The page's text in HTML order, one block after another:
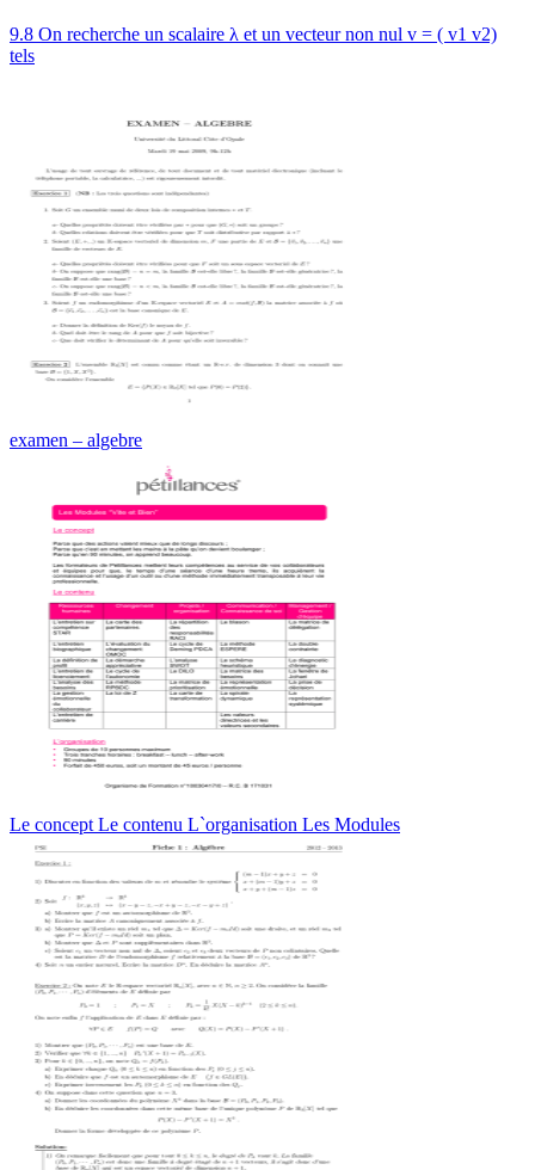
9.8 On recherche un scalaire λ et un vecteur non nul v = ( v1 v2)
tels
examen – algebre
Le concept Le contenu L`organisation Les Modules